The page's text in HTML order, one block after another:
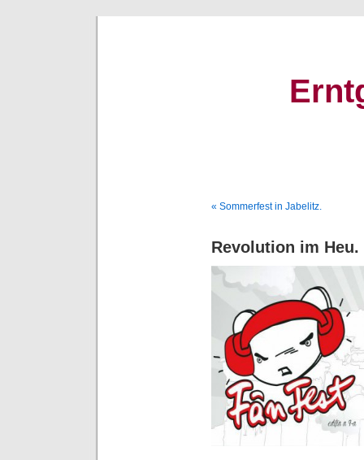
« Sommerfest in Jabelitz.
Revolution im Heu.